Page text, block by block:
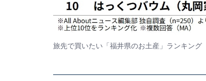
旅先で買いたい「福井県のお土産」ランキング